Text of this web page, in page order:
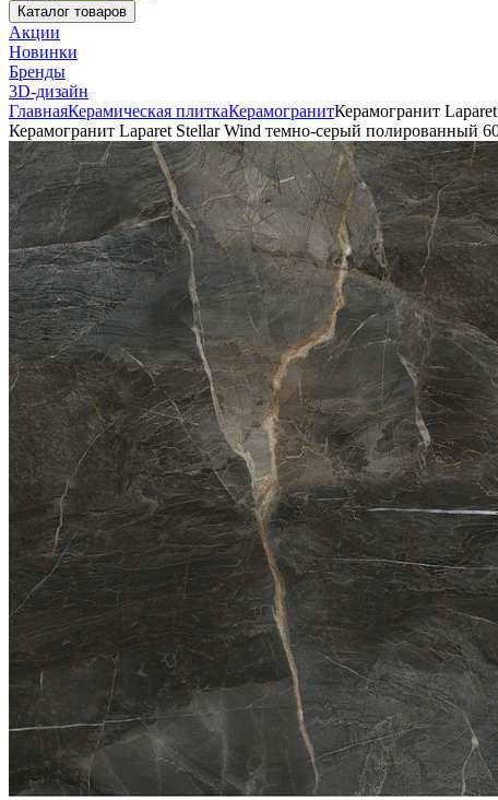
Каталог товаров
Акции
Новинки
Бренды
3D-дизайн
ГлавнаяКерамическая плиткаКерамогранитКерамогранит
Керамогранит Laparet Stellar Wind темно-серый полированный